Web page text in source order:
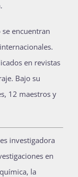
encuentran
en revistas
Bajo su
12 maestros y
es investigadora
en
la